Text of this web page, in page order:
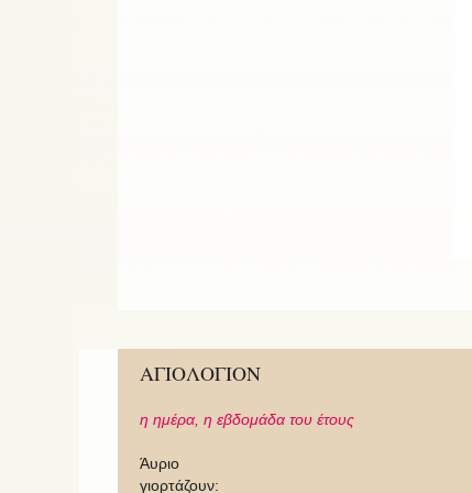
ΑΓΙΟΛΟΓΙΟΝ
η ημέρα, η εβδομάδα του έτους
Άυριο
γιορτάζουν: